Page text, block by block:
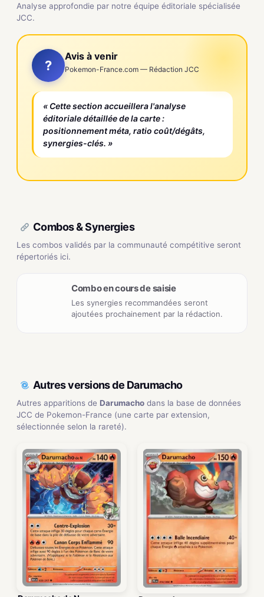
Analyse approfondie par notre équipe éditoriale spécialisée
JCC.
?
Avis à venir
Pokemon-France.com — Rédaction JCC
« Cette section accueillera l'analyse
éditoriale détaillée de la carte :
positionnement méta, ratio coût/dégâts,
synergies-clés. »
Combos & Synergies
Les combos validés par la communauté compétitive seront
répertoriés ici.
Combo en cours de saisie
Les synergies recommandées seront
ajoutées prochainement par la rédaction.
Autres versions de Darumacho
Autres apparitions de Darumacho dans la base de données
JCC de Pokemon-France (une carte par extension,
sélectionnée selon la rareté).